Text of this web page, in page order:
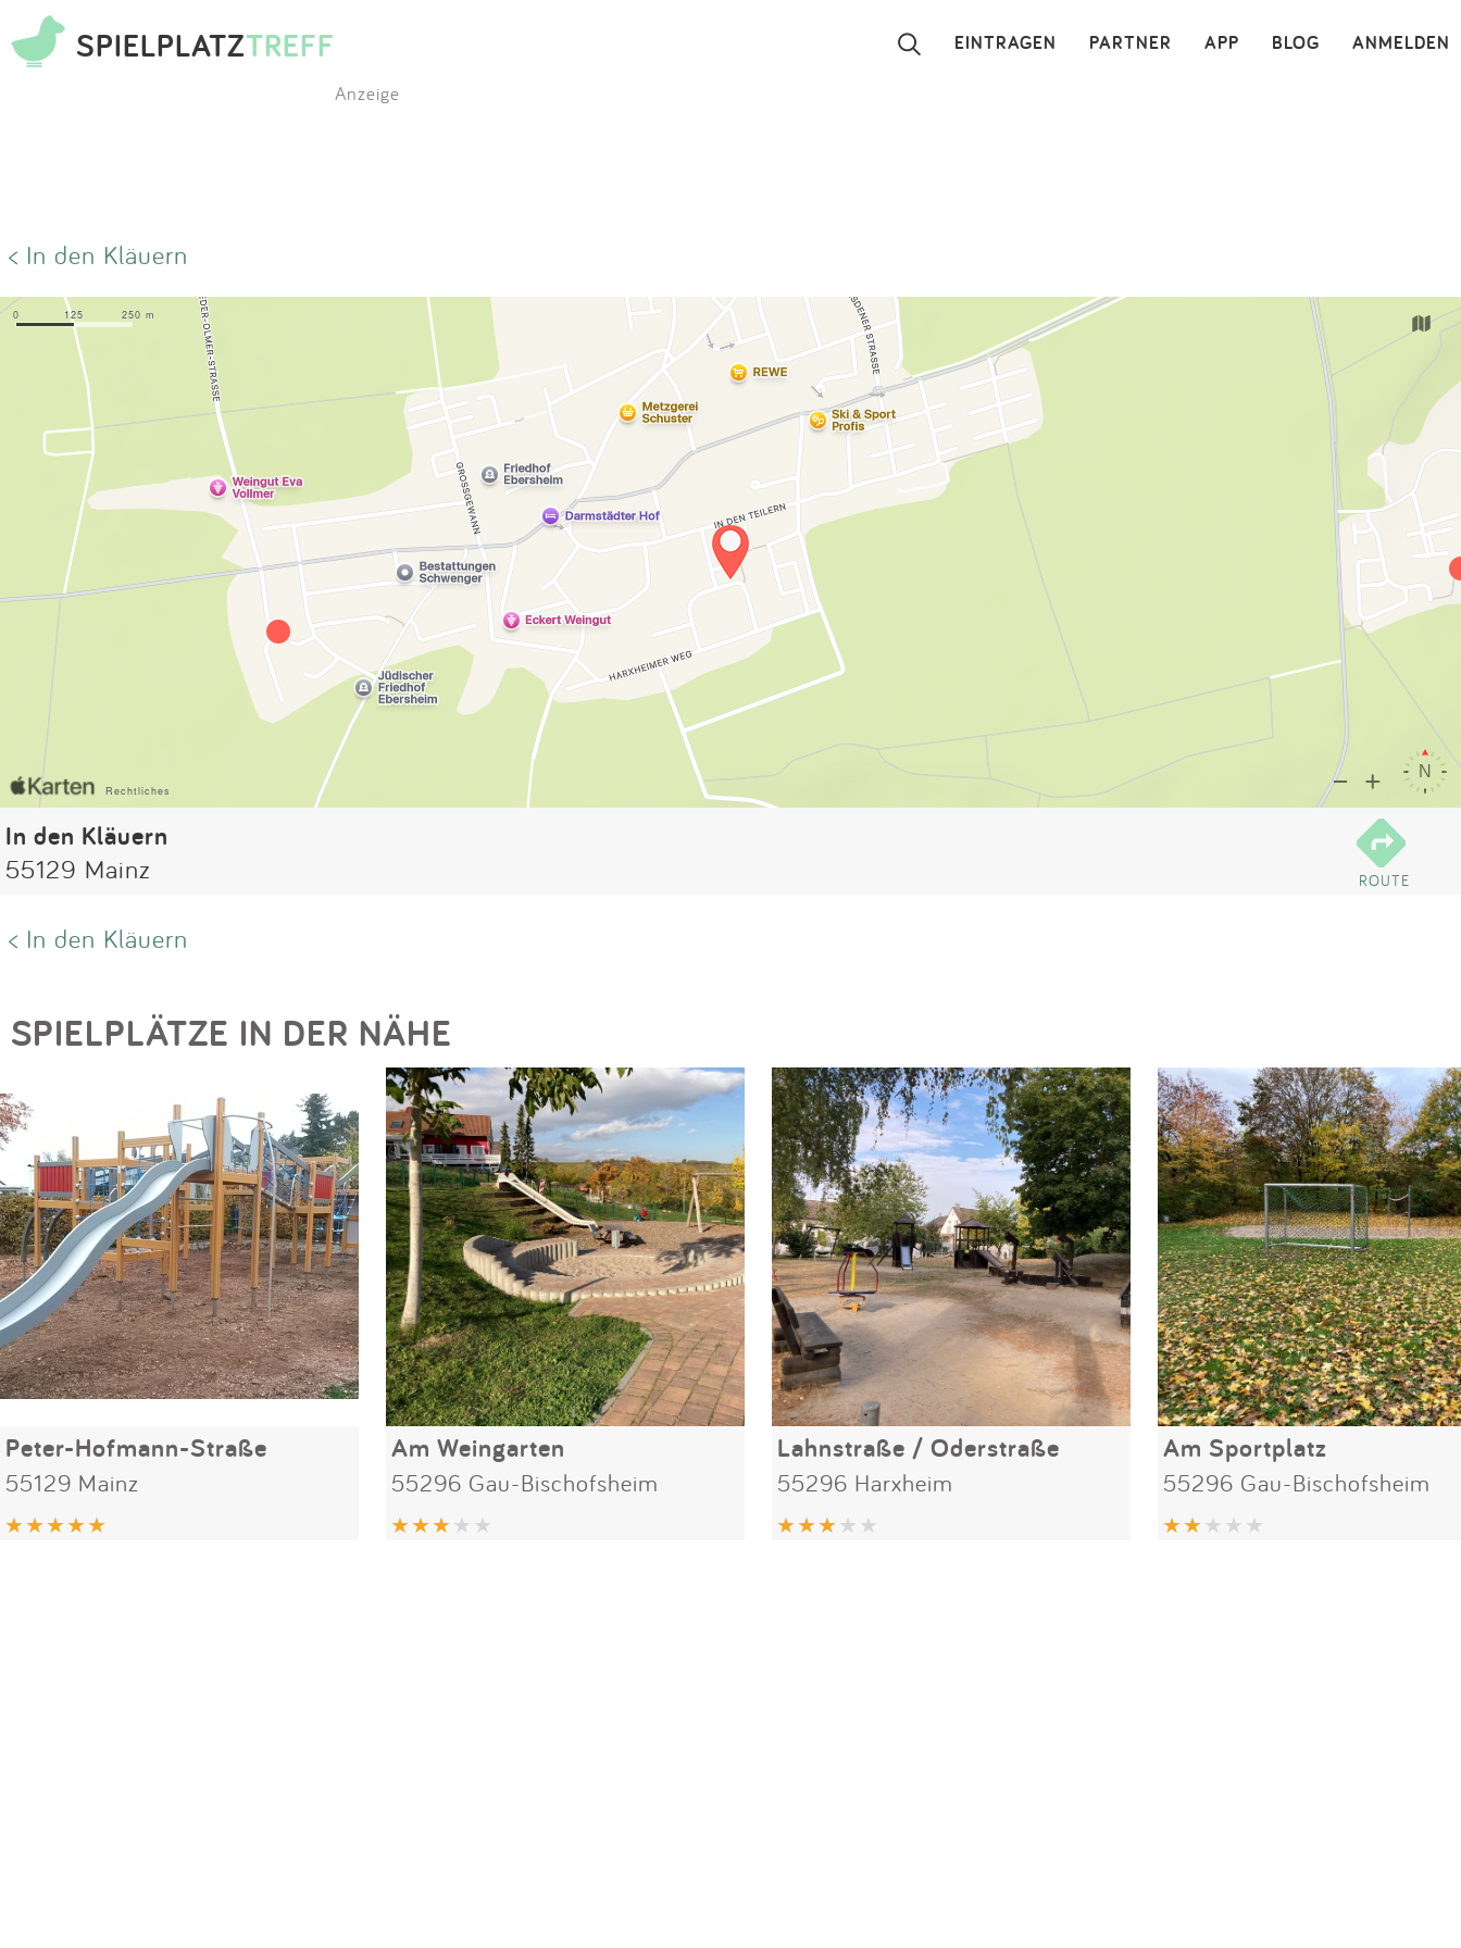
SPIELPLATZTREFF ANMELDEN
BLOG
APP
PARTNER
EINTRAGEN ×
Blog
Partner
Kontakt
Impressum
Anmelden
Anzeige
< In den Kläuern
In den Kläuern
55129 Mainz ROUTE
< In den Kläuern
SPIELPLÄTZE IN DER NÄHE
Peter-Hofmann-Straße
55129 Mainz
Am Weingarten
55296 Gau-Bischofsheim
Lahnstraße / Oderstraße
55296 Harxheim
Am Sportplatz
55296 Gau-Bischofsheim